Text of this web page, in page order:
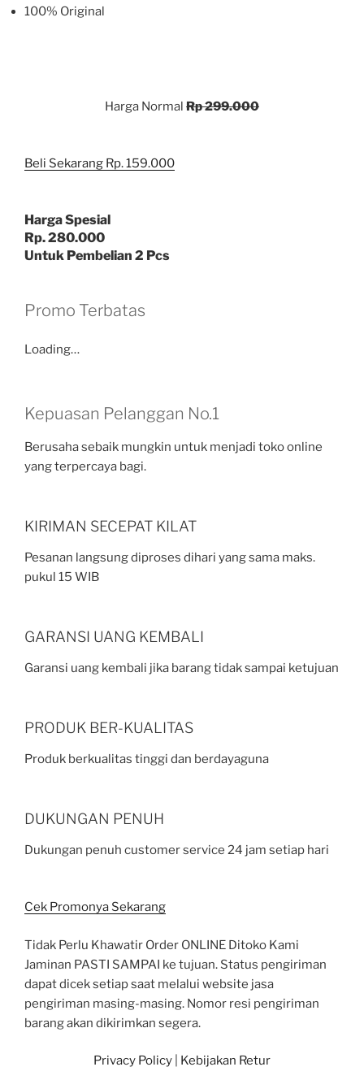
100% Original
Harga Normal Rp 299.000
Beli Sekarang Rp. 159.000
Harga Spesial
Rp. 280.000
Untuk Pembelian 2 Pcs
Promo Terbatas
Loading…
Kepuasan Pelanggan No.1
Berusaha sebaik mungkin untuk menjadi toko online
yang terpercaya bagi.
KIRIMAN SECEPAT KILAT
Pesanan langsung diproses dihari yang sama maks.
pukul 15 WIB
GARANSI UANG KEMBALI
Garansi uang kembali jika barang tidak sampai ketujuan
PRODUK BER-KUALITAS
Produk berkualitas tinggi dan berdayaguna
DUKUNGAN PENUH
Dukungan penuh customer service 24 jam setiap hari
Cek Promonya Sekarang
Tidak Perlu Khawatir Order ONLINE Ditoko Kami
Jaminan PASTI SAMPAI ke tujuan. Status pengiriman
dapat dicek setiap saat melalui website jasa
pengiriman masing-masing. Nomor resi pengiriman
barang akan dikirimkan segera.
Privacy Policy Kebijakan Retur